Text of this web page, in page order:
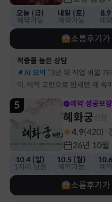
오늘 (금)
예약가능
내일 (토)
예약가능
예
소름후기
적중률 높은 상담
AI 요약 “3년 뒤 직업 바뀔 거
이, 이직 고민으로 밤새던 제 속
기했어요
5 예약 성공보장
혜화궁
4.9(420)
26년 10월
10.4 (일)
1자리 남음
10.5 (월)
예약가능
예
소름후기